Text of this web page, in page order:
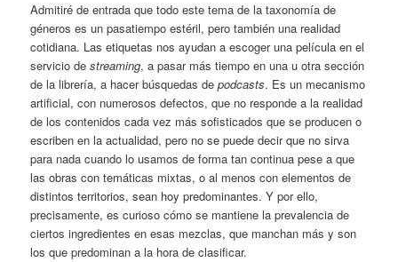
Admitiré de entrada que todo este tema de la taxonomía de
géneros es un pasatiempo estéril, pero también una realidad
cotidiana. Las etiquetas nos ayudan a escoger una película en el
servicio destreaming, a pasar más tiempo en una u otra sección
de la librería, a hacer búsquedas depodcasts. Es un mecanismo
artificial, con numerosos defectos, que no responde a la realidad
de los contenidos cada vez más sofisticados que se producen o
escriben en la actualidad, pero no se puede decir que no sirva
para nada cuando lo usamos de forma tan continua pese a que
las obras con temáticas mixtas, o al menos con elementos de
distintos territorios, sean hoy predominantes. Y por ello,
precisamente, es curioso cómo se mantiene la prevalencia de
ciertos ingredientes en esas mezclas, que manchan más y son
los que predominan a la hora de clasificar.